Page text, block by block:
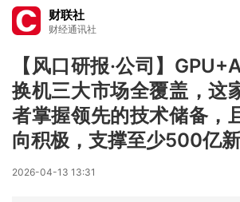
财联社
财经通讯社
【风口研报·公司】
换机三大市场全覆盖，这
者掌握领先的技术储备，
向积极，支撑至少500亿
2026-04-13 13:31